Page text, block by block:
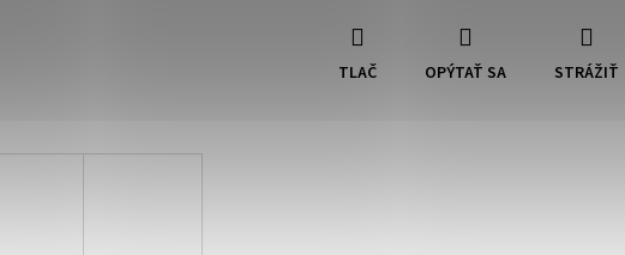
TLAČ OPÝTAŤ SA STRÁŽIŤ